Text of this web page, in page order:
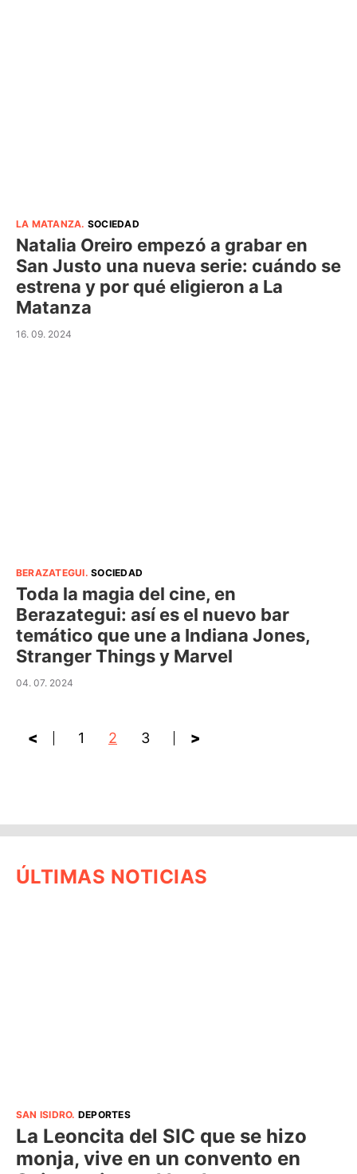
LA MATANZA. SOCIEDAD
Natalia Oreiro empezó a grabar en
San Justo una nueva serie: cuándo se
estrena y por qué eligieron a La
Matanza
16. 09. 2024
BERAZATEGUI.SOCIEDAD
Toda la magia del cine, en
Berazategui: así es el nuevo bar
temático que une a Indiana Jones,
Stranger Things y Marvel
04. 07. 2024
< 1 2 3 >
ÚLTIMAS NOTICIAS
SAN ISIDRO. DEPORTES
La Leoncita del SIC que se hizo
monja, vive en un convento en